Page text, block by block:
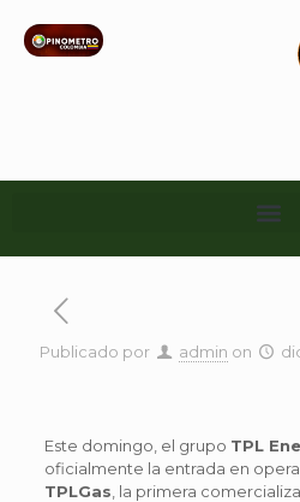
Publicado por admin on
Este domingo, el grupo TPL
oficialmente la entrada en
TPLGas , la primera